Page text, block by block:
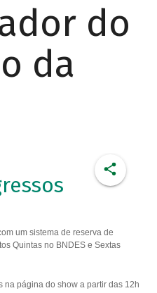
do
da
um sistema de reserva de
Quintas no BNDES e Sextas
na página do show a partir das 12h